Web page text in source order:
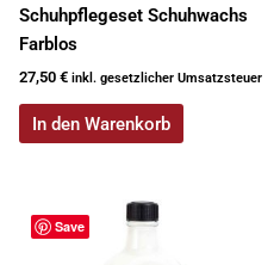
Schuhpflegeset Schuhwachs
Farblos
27,50 € inkl. gesetzlicher Umsatzsteuer
In den Warenkorb
Save